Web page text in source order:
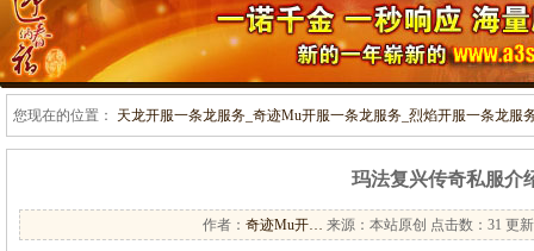
您现在的位置： 天龙开服一条龙服务_奇迹Mu开服一条龙服务_烈焰开服一条龙服
玛法复兴传奇私服介
作者： 奇迹Mu开… 来源：本站原创 点击数： 31 更